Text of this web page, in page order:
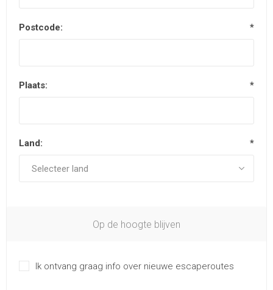
Postcode: *
Plaats: *
Land: *
Op de hoogte blijven
Ik ontvang graag info over nieuwe escaperoutes